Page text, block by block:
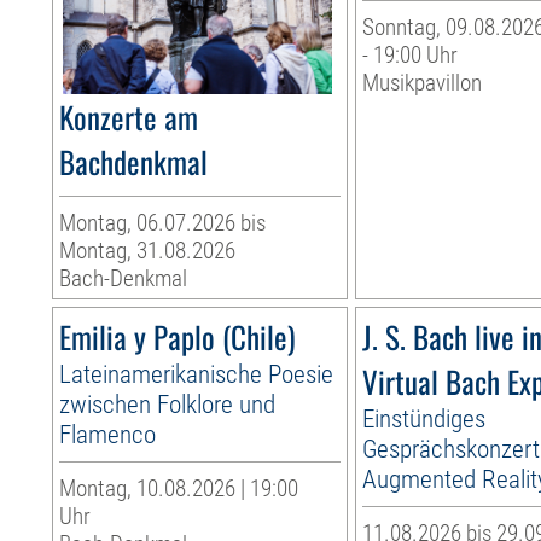
Konzerte am
Bachdenkmal
Montag, 06.07.2026 bis
Montag, 31.08.2026
Bach-Denkmal
Sonntag,
- 19:00 Uhr
Musikpavillon
Emilia y Paplo (Chile)
Lateinamerikanische Poesie
zwischen Folklore und
Flamenco
Montag, 10.08.2026 | 19:00
Uhr
J. S. Bach live
Virtual Bach
Einstündiges
Augmented
11.08.2026 bis